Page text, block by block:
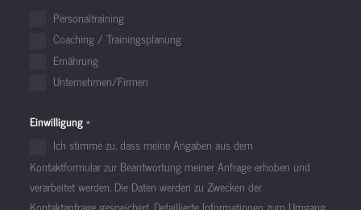
Personaltraining
Coaching / Trainingsplanung
Ernährung
Unternehmen/Firmen
Einwilligung*
Ich stimme zu, dass meine Angaben aus dem
Kontaktformular zur Beantwortung meiner Anfrage erhoben und
verarbeitet werden. Die Daten werden zu Zwecken der
Kontaktanfrage gespeichert. Detaillierte Informationen zum Umgang